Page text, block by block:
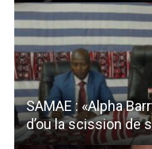
SAMAE : «Alpha
d’ou la scission de